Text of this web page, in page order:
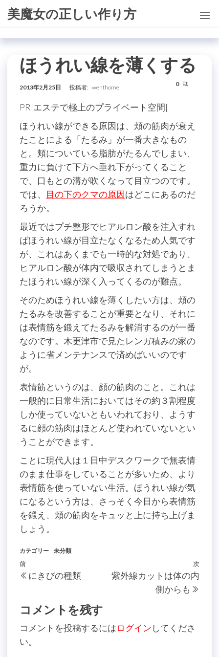
ン美魔女の正しい作り方
ほうれい線を薄くする
2013年2月25日 投稿者: wenthome 0
PR|エステで極上のプライベート空間|
ほうれい線ができる原因は、頬の筋肉が衰え
たことによる「たるみ」が一番大きなもの
と。頬についている脂肪がたるんでしまい、
重力に負けて下方へ垂れ下がってくること
で、口もとの溝が吹くなって目立つのです。
では、 目の下のクマの原因はどこにあるのだ
ろうか。
最近ではプチ整形でヒアルロン酸を注入すれ
ばほうれい線が目立たなくなるため人気です
が、これはあくまでも一時的な対処であり、
ヒアルロン酸が体内で吸収されてしまうとま
たほうれい線が深く入ってくるのが難点。
そのためほうれい線を薄くしたい方は、頬の
たるみを改善することが重要となり、それに
は表情筋を鍛えてたるみを解消するのが一番
なのです。木更津市で見たレンガ積みの家の
ように省メンテナンスで済めばいいのです
が。
表情筋というのは、顔の筋肉のこと。これは
一般的に日常生活においてはその約３割程度
しか使っていないともいわれており、ようす
るに顔の筋肉はほとんど使われていないとい
うことができます。
ことに現代人は１日中デスクワークで無表情
のまま仕事をしていることが多いため、より
表情筋を使っていない生活。ほうれい線が気
になるという方は、さっそく今日から表情筋
を鍛え、頬の筋肉をキュッと上に持ち上げま
しょう。
カテゴリー 未分類
投
稿
ビ
ゲ
ー
過
去
投
前
にきびの種類
次
次
紫外線カットは体の内
側からも
コメントを残す
コメントを投稿するにはログイン してくださ
い。